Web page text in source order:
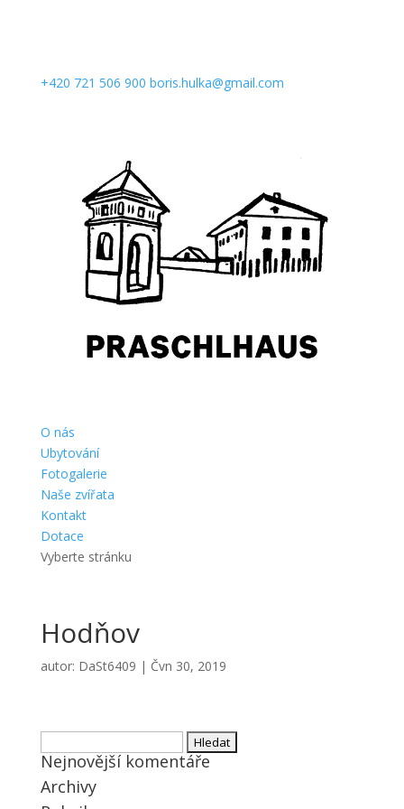
+420 721 506 900 boris.hulka@gmail.com
O nás
Ubytování
Fotogalerie
Naše zvířata
Kontakt
Dotace
Vyberte stránku
Hodňov
autor: DaSt6409 | Čvn 30, 2019
Nejnovější komentáře
Archivy